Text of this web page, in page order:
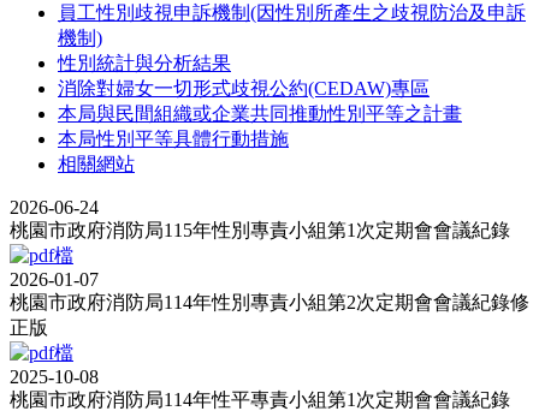
員工性別歧視申訴機制(因性別所產生之歧視防治及申訴
機制)
性別統計與分析結果
消除對婦女一切形式歧視公約(CEDAW)專區
本局與民間組織或企業共同推動性別平等之計畫
本局性別平等具體行動措施
相關網站
2026-06-24
桃園市政府消防局115年性別專責小組第1次定期會會議紀錄
2026-01-07
桃園市政府消防局114年性別專責小組第2次定期會會議紀錄修
正版
2025-10-08
桃園市政府消防局114年性平專責小組第1次定期會會議紀錄